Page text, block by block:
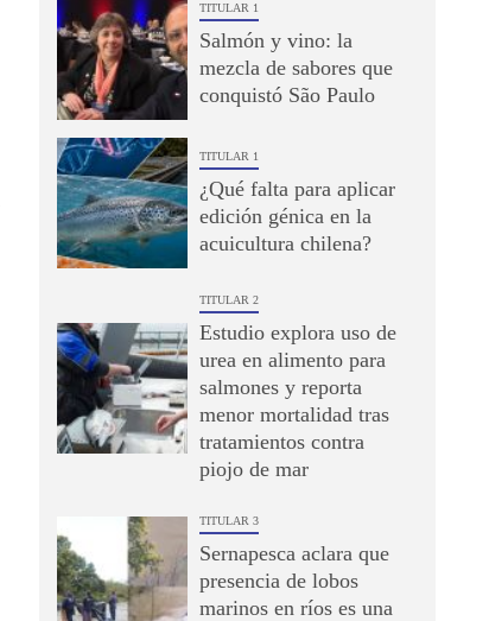
TITULAR 1
Salmón y vino: la
mezcla de sabores que
conquistó São Paulo
TITULAR 1
¿Qué falta para aplicar
edición génica en la
acuicultura chilena?
TITULAR 2
Estudio explora uso de
urea en alimento para
salmones y reporta
menor mortalidad tras
tratamientos contra
piojo de mar
TITULAR 3
Sernapesca aclara que
presencia de lobos
marinos en ríos es una